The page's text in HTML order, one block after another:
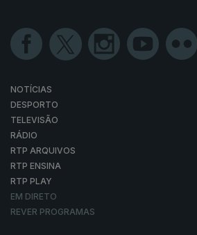
NOTÍCIAS
DESPORTO
TELEVISÃO
RÁDIO
RTP ARQUIVOS
RTP ENSINA
RTP PLAY
EM DIRETO
REVER PROGRAMAS